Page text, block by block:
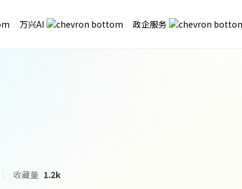
万兴AI 政企服务
收藏量 1.2k